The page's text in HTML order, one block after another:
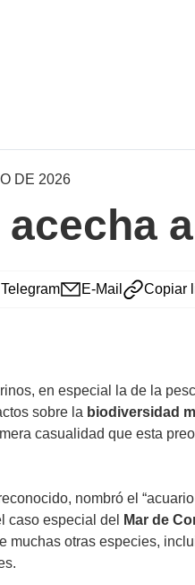
DE 2026
Telegram E-Mail Copiar
en especial la de la
sobre la biodiversidad
casualidad que esta
nombró el “acuario
caso especial del
Mar de
muchas otras especies,